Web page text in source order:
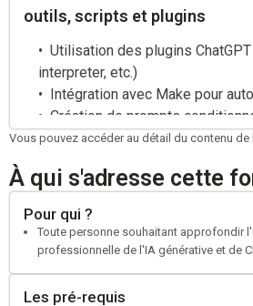
outils, scripts et plugins
Utilisation des plugins
interpreter, etc.)
Intégration avec Make pour
Création de prompts
pour des tâches automatisées
Vous pouvez accéder au détail du contenu
À qui s'adresse cette
Pour qui ?
Toute personne souhaitant approfondir
professionnelle de l'IA générative et de
Les pré-requis